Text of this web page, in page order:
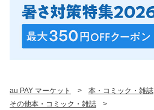
au PAY マーケット > 本・コミック・雑誌
その他本・コミック・雑誌
>